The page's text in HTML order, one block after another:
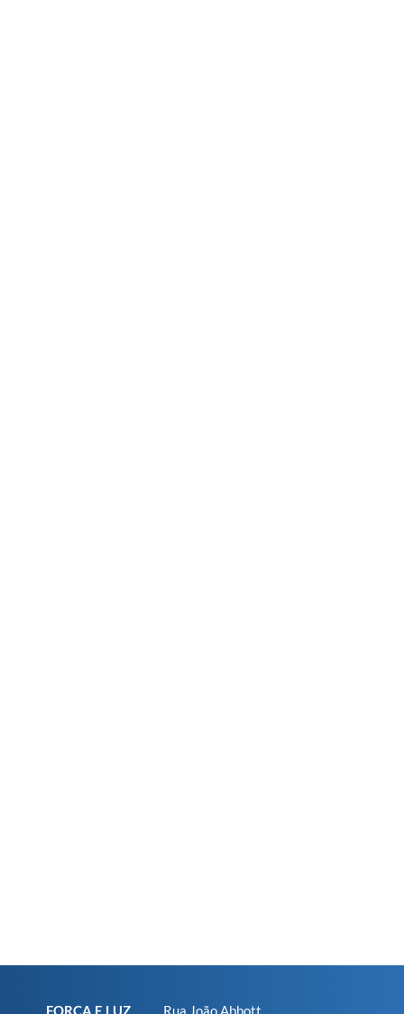
FORÇA E LUZ Rua João Abbott,